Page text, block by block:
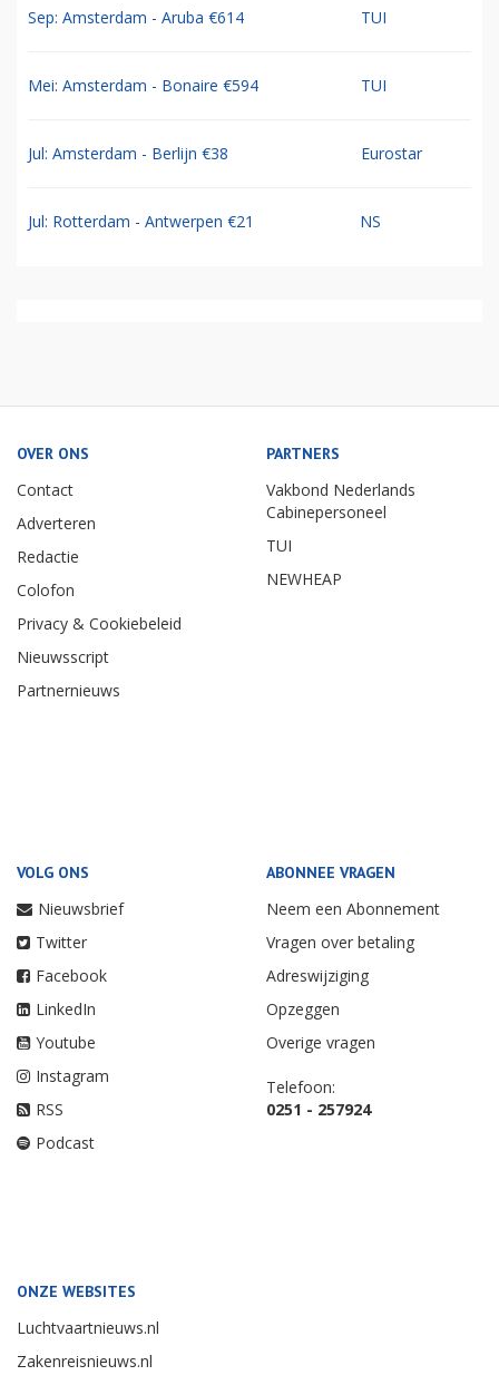
Sep: Amsterdam - Aruba €614 TUI
Mei: Amsterdam - Bonaire €594 TUI
Jul: Amsterdam - Berlijn €38 Eurostar
Jul: Rotterdam - Antwerpen €21 NS
OVER ONS
Contact
Adverteren
Redactie
Colofon
Privacy & Cookiebeleid
Nieuwsscript
Partnernieuws
PARTNERS
Vakbond Nederlands
Cabinepersoneel
TUI
NEWHEAP
VOLG ONS
Nieuwsbrief
Twitter
Facebook
LinkedIn
Youtube
Instagram
RSS
Podcast
ABONNEE VRAGEN
Neem een Abonnement
Vragen over betaling
Adreswijziging
Opzeggen
Overige vragen
Telefoon:
0251 - 257924
ONZE WEBSITES
Luchtvaartnieuws.nl
Zakenreisnieuws.nl